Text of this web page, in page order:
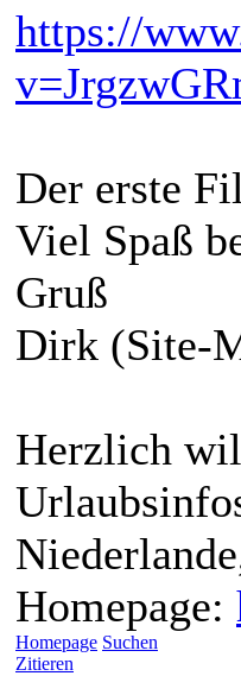
https://
Der erste
Viel Spaß
Gruß
Dirk (Site-
Herzlich
Homepage:
Homepage Suchen
Zitieren